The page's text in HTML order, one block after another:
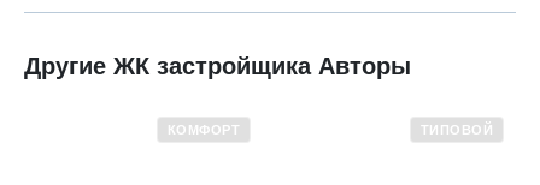
Другие ЖК застройщика Авторы
КОМФОРТ ТИПОВОЙ